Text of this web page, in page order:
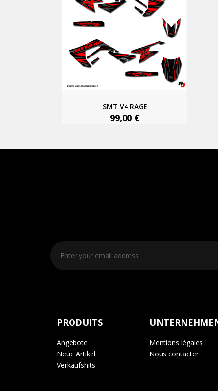
SMT V4 RAGE
99,00 €
PRODUITS
Angebote
Neue Artikel
Verkaufshits
Mentions légales
Nous contacter